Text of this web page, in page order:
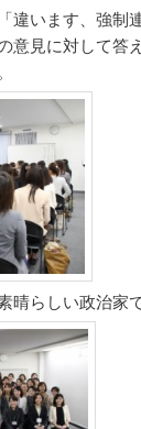
違います、強制
意見に対して答
らしい政治家で